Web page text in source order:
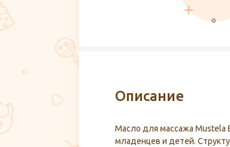
Описание
Масло для массажа Mustela
младенцев и детей.